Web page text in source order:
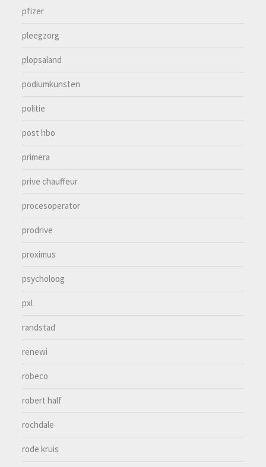
pfizer
pleegzorg
plopsaland
podiumkunsten
politie
post hbo
primera
prive chauffeur
procesoperator
prodrive
proximus
psycholoog
pxl
randstad
renewi
robeco
robert half
rochdale
rode kruis